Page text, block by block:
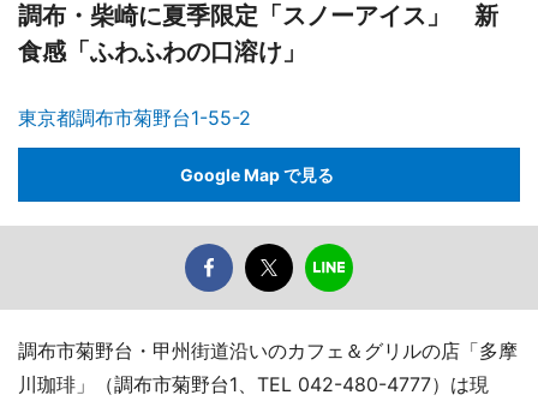
調布・柴崎に夏季限定「スノーアイス」 新
食感「ふわふわの口溶け」
東京都調布市菊野台1-55-2
Google Map で見る
調布市菊野台・甲州街道沿いのカフェ＆グリルの店「多摩
川珈琲」（調布市菊野台1、TEL 042-480-4777）は現